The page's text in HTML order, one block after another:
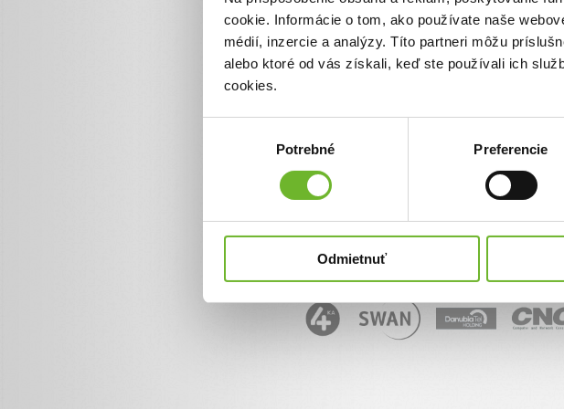
cookie. Informácie o tom, ako používate naše
médií, inzercie a analýzy. Títo partneri môžu
alebo ktoré od vás získali, keď ste používali ich
cookies.
Potrebné Preferencie
Odmietnuť
Informácie o ĽudiaĽuďom.sk
+ 421 950 50 50 50
info@ludialudom.sk